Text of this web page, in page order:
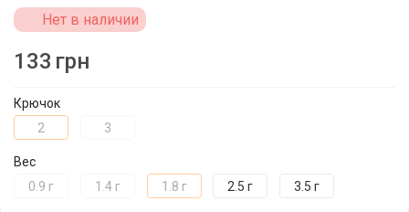
Крючок
2
3
Вес
0.9 г
1.4 г 1.8 г 2.5 г 3.5 г
Нет в наличии
133 грн